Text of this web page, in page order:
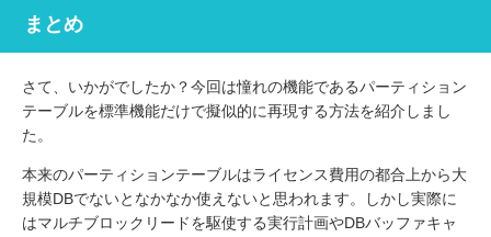
まとめ
さて、いかがでしたか？今回は憧れの機能であるパーティション
テーブルを標準機能だけで擬似的に再現する方法を紹介しまし
た。
本来のパーティションテーブルはライセンス費用の都合上から大
規模DBでないとなかなか使えないと思われます。しかし実際に
はマルチブロックリードを駆使する実行計画やDBバッファキャ